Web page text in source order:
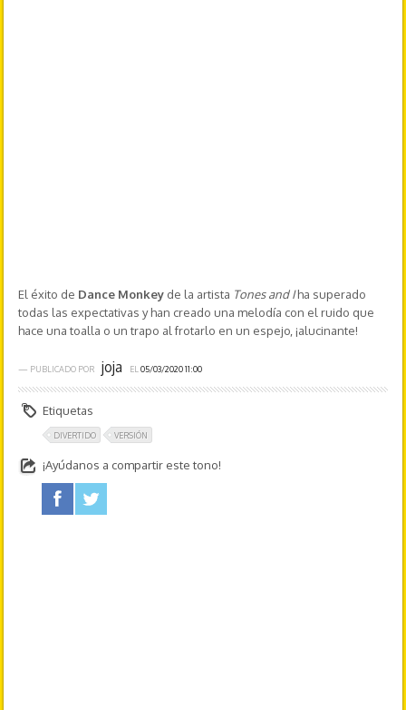
El éxito de Dance Monkey de la artista Tones and Iha superado
todas las expectativas y han creado una melodía con el ruido que
hace una toalla o un trapo al frotarlo en un espejo, ¡alucinante!
— PUBLICADO POR joja EL05/03/2020 11:00
Etiquetas
DIVERTIDO VERSIÓN
¡Ayúdanos a compartir este tono!